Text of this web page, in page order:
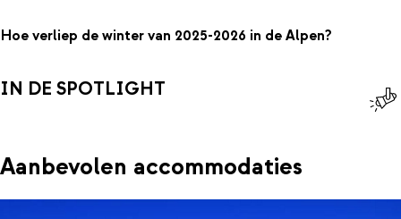
Hoe verliep de winter van 2025-2026 in de Alpen?
IN DE SPOTLIGHT
Aanbevolen accommodaties